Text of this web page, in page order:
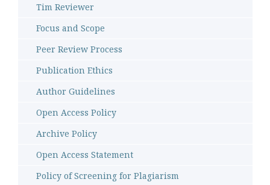
Tim Reviewer
Focus and Scope
Peer Review Process
Publication Ethics
Author Guidelines
Open Access Policy
Archive Policy
Open Access Statement
Policy of Screening for Plagiarism